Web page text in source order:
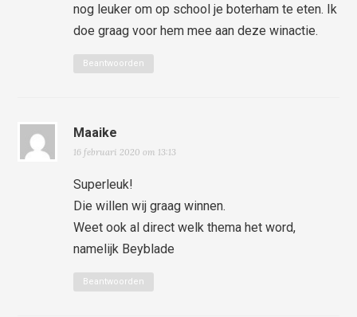
nog leuker om op school je boterham te eten. Ik
doe graag voor hem mee aan deze winactie.
Beantwoorden
Maaike
16 februari 2020 om 13:13
Superleuk!
Die willen wij graag winnen.
Weet ook al direct welk thema het word,
namelijk Beyblade
Beantwoorden